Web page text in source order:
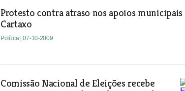
Protesto contra atraso nos apoios
Cartaxo
Política | 07-10-2009
Comissão Nacional de Eleições recebe